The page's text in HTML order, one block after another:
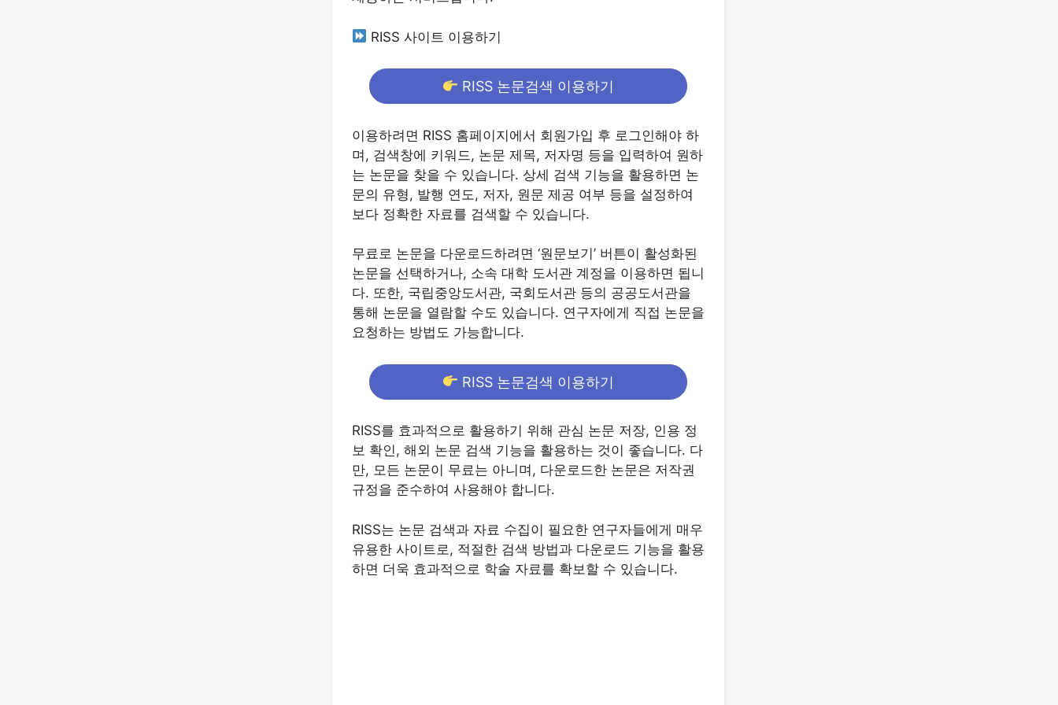
RISS 사이트 이용하기
RISS 논문검색 이용하기
이용하려면 RISS 홈페이지에서 회원가입 후 로그인해야 하
며, 검색창에 키워드, 논문 제목, 저자명 등을 입력하여 원하
는 논문을 찾을 수 있습니다. 상세 검색 기능을 활용하면 논
문의 유형, 발행 연도, 저자, 원문 제공 여부 등을 설정하여
보다 정확한 자료를 검색할 수 있습니다.
무료로 논문을 다운로드하려면 ‘원문보기’ 버튼이 활성화된
논문을 선택하거나, 소속 대학 도서관 계정을 이용하면 됩니
다. 또한, 국립중앙도서관, 국회도서관 등의 공공도서관을
통해 논문을 열람할 수도 있습니다. 연구자에게 직접 논문을
요청하는 방법도 가능합니다.
RISS 논문검색 이용하기
RISS를 효과적으로 활용하기 위해 관심 논문 저장, 인용 정
보 확인, 해외 논문 검색 기능을 활용하는 것이 좋습니다. 다
만, 모든 논문이 무료는 아니며, 다운로드한 논문은 저작권
규정을 준수하여 사용해야 합니다.
RISS는 논문 검색과 자료 수집이 필요한 연구자들에게 매우
유용한 사이트로, 적절한 검색 방법과 다운로드 기능을 활용
하면 더욱 효과적으로 학술 자료를 확보할 수 있습니다.